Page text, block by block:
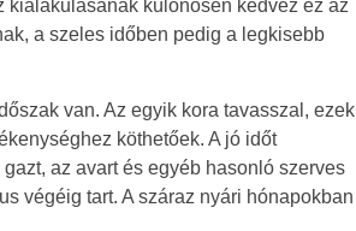
kialakulásának különösen kedvez ez az
a szeles időben pedig a legkisebb
van. Az egyik kora tavasszal, ezek
köthetőek. A jó időt
az avart és egyéb hasonló szerves
végéig tart. A száraz nyári hónapokban